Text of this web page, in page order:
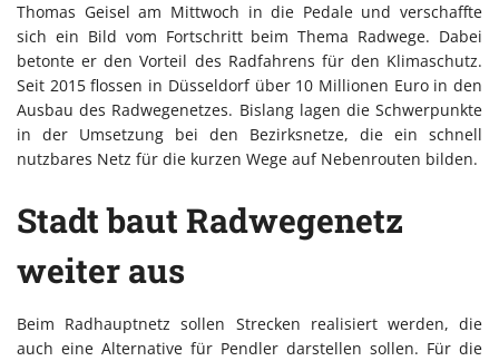
Thomas Geisel am Mittwoch in die Pedale und verschaffte
sich ein Bild vom Fortschritt beim Thema Radwege. Dabei
betonte er den Vorteil des Radfahrens für den Klimaschutz.
Seit 2015 flossen in Düsseldorf über 10 Millionen Euro in den
Ausbau des Radwegenetzes. Bislang lagen die Schwerpunkte
in der Umsetzung bei den Bezirksnetze, die ein schnell
nutzbares Netz für die kurzen Wege auf Nebenrouten bilden.
Stadt baut Radwegenetz
weiter aus
Beim Radhauptnetz sollen Strecken realisiert werden, die
auch eine Alternative für Pendler darstellen sollen. Für die